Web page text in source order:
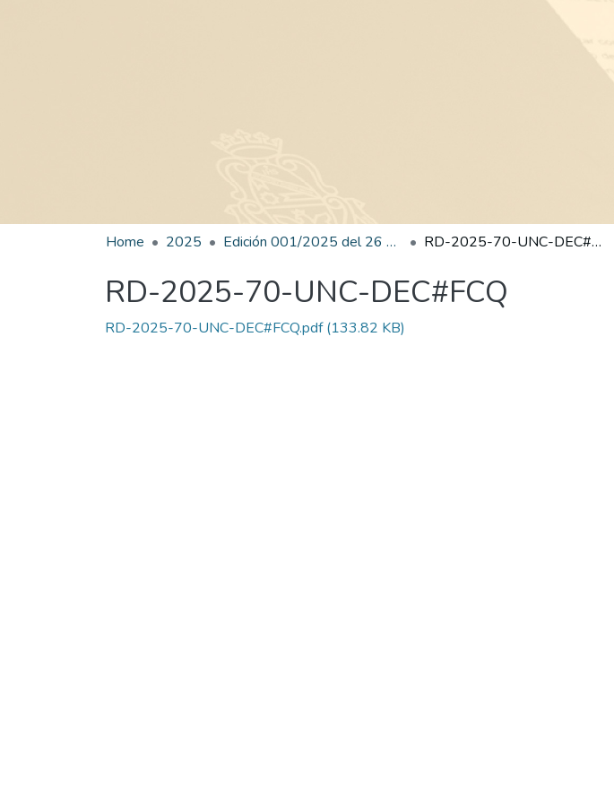
Home 2025 Edición 001/2025 del 26 de mayo de 2025 RD-2025-70-UNC-DEC#FCQ
RD-2025-70-UNC-DEC#FCQ
RD-2025-70-UNC-DEC#FCQ.pdf(133.82 KB)